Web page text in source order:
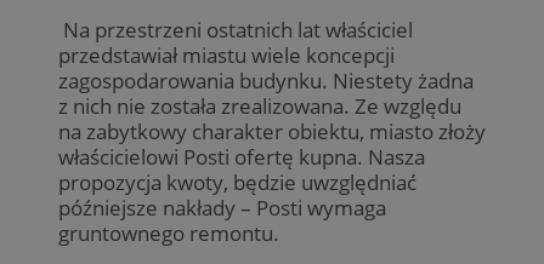
Na przestrzeni ostatnich lat właściciel
przedstawiał miastu wiele koncepcji
zagospodarowania budynku. Niestety żadna
z nich nie została zrealizowana. Ze względu
na zabytkowy charakter obiektu, miasto złoży
właścicielowi Posti ofertę kupna. Nasza
propozycja kwoty, będzie uwzględniać
późniejsze nakłady – Posti wymaga
gruntownego remontu.